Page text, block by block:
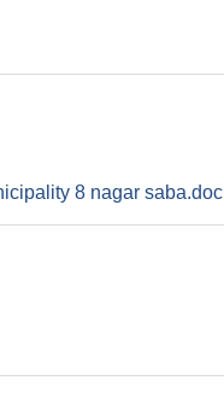
8 nagar saba.doc